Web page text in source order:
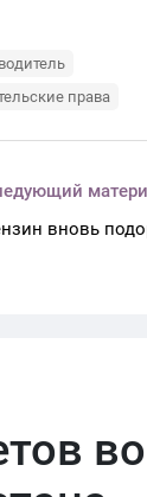
права
вновь